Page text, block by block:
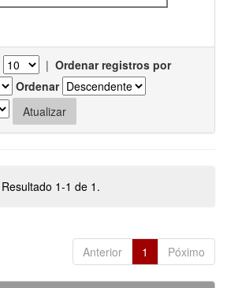
| Ordenar registros por
Ordenar
Resultado 1-1 de 1.
Anterior 1 Póximo